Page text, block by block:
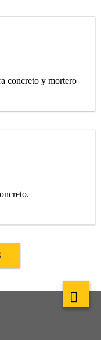
concreto y mortero